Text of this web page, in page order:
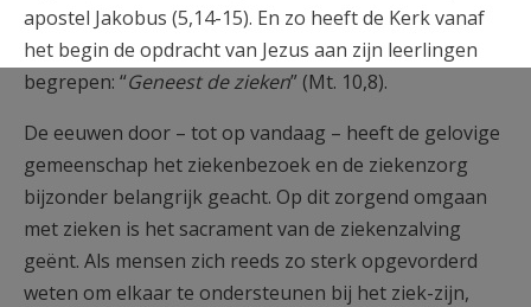
apostel Jakobus (5,14-15). En zo heeft de Kerk vanaf
het begin de opdracht van Jezus aan zijn leerlingen
begrepen: “Geneest de zieken” (Mt. 10,8).
De eeuwen door – tot op vandaag – heeft de gelovige
gemeenschap het ziekenbezoek en de ziekenzorg
bijzonder belangrijk geacht. Op dit zorgend omgaan
met zieken is het sacrament van de ziekenzalving
geënt. Als mensen zich reeds zo sterk opgevorderd
weten om elkaar te ondersteunen bij het ziek-zijn,